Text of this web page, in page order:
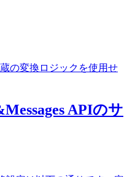
の変換ロジックを使用せ
APIのサ